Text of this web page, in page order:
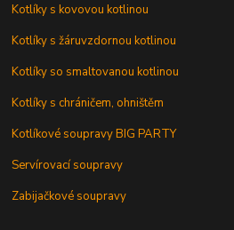
Kotlíky s kovovou kotlinou
Kotlíky s žáruvzdornou kotlinou
Kotlíky so smaltovanou kotlinou
Kotlíky s chráničem, ohništěm
Kotlíkové soupravy BIG PARTY
Servírovací soupravy
Zabijačkové soupravy